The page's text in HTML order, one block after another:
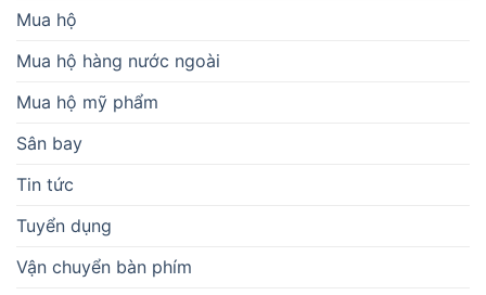
Mua hộ
Mua hộ hàng nước ngoài
Mua hộ mỹ phẩm
Sân bay
Tin tức
Tuyển dụng
Vận chuyển bàn phím